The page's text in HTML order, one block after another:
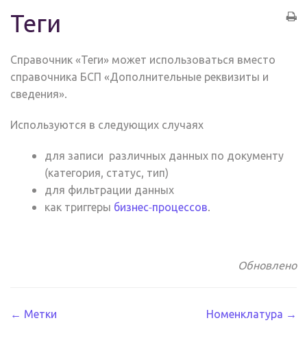
Теги
Справочник «Теги» может использоваться вместо
справочника БСП «Дополнительные реквизиты и
сведения».
Используются в следующих случаях
для записи различных данных по документу
(категория, статус, тип)
для фильтрации данных
как триггеры бизнес-процессов.
Обновлено
Навигация
← Метки Номенклатура →